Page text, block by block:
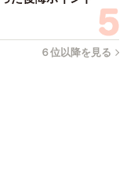
６位以降を見る